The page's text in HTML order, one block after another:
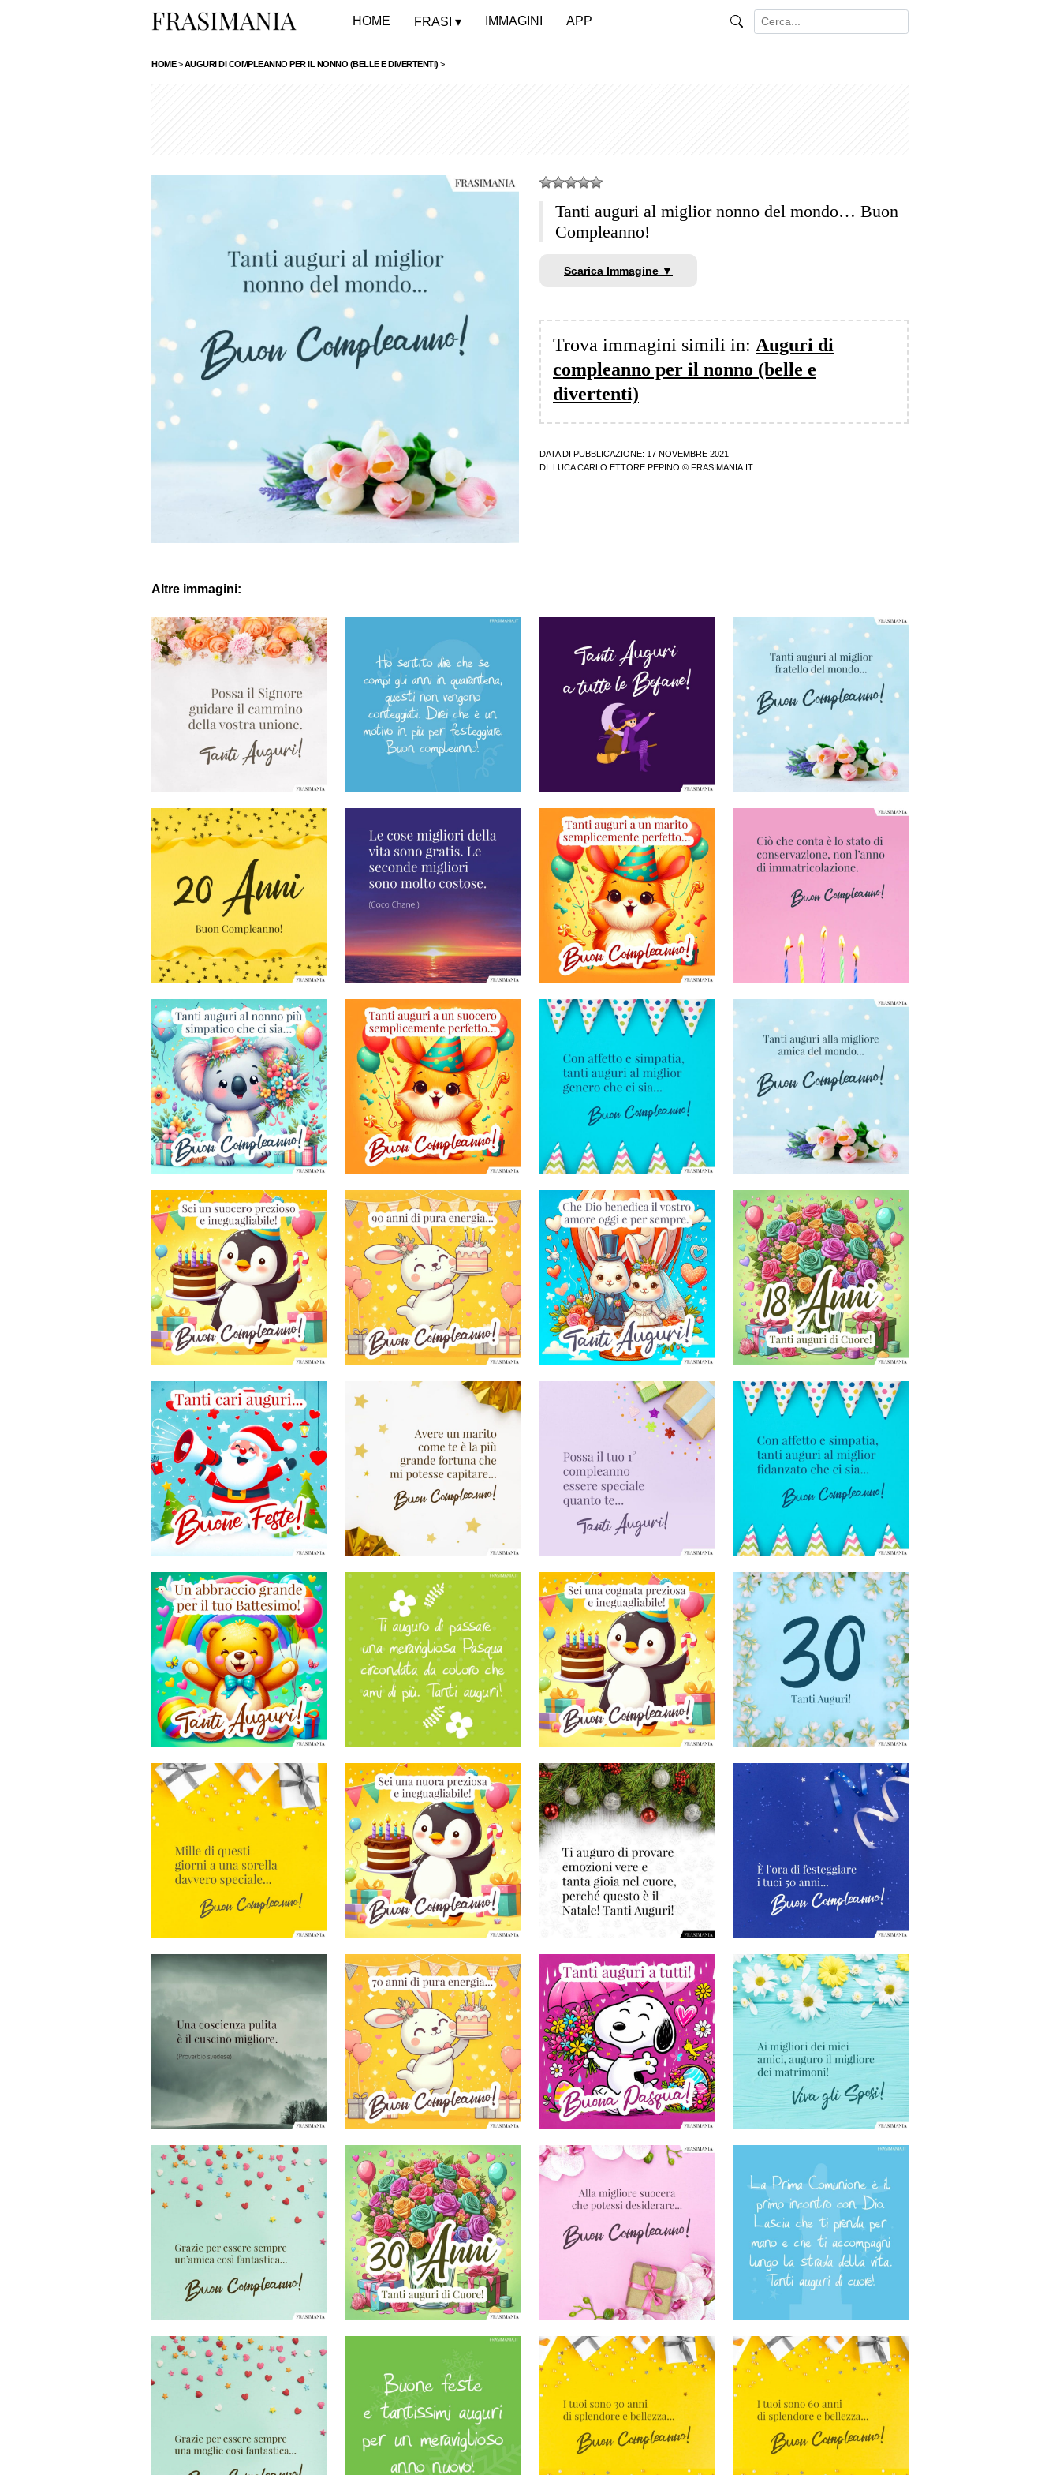
HOME FRASI IMMAGINI APP
HOME>AUGURI DI COMPLEANNO PER IL NONNO (BELLE E DIVERTENTI) >
Tanti auguri al miglior nonno del mondo… Buon
Compleanno!
Scarica Immagine ▼
Trova immagini simili in: Auguri di
compleanno per il nonno (belle e
divertenti)
DATA DI PUBBLICAZIONE: 17 NOVEMBRE 2021
DI:
LUCA CARLO ETTORE PEPINO © FRASIMANIA.IT
Altre immagini: